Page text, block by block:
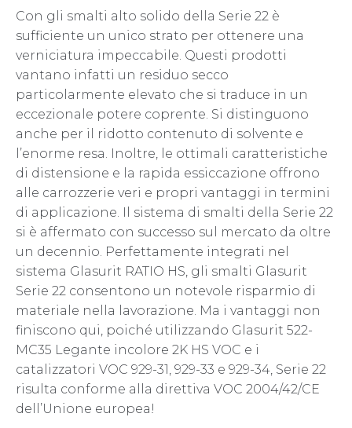
Con gli smalti alto solido della Serie 22 è
sufficiente un unico strato per ottenere una
verniciatura impeccabile. Questi prodotti
vantano infatti un residuo secco
particolarmente elevato che si traduce in un
eccezionale potere coprente. Si distinguono
anche per il ridotto contenuto di solvente e
l’enorme resa. Inoltre, le ottimali caratteristiche
di distensione e la rapida essiccazione offrono
alle carrozzerie veri e propri vantaggi in termini
di applicazione. Il sistema di smalti della Serie 22
si è affermato con successo sul mercato da oltre
un decennio. Perfettamente integrati nel
sistema Glasurit RATIO HS, gli smalti Glasurit
Serie 22 consentono un notevole risparmio di
materiale nella lavorazione. Ma i vantaggi non
finiscono qui, poiché utilizzando Glasurit 522-
MC35 Legante incolore 2K HS VOC e i
catalizzatori VOC 929-31, 929-33 e 929-34, Serie 22
risulta conforme alla direttiva VOC 2004/42/CE
dell’Unione europea!